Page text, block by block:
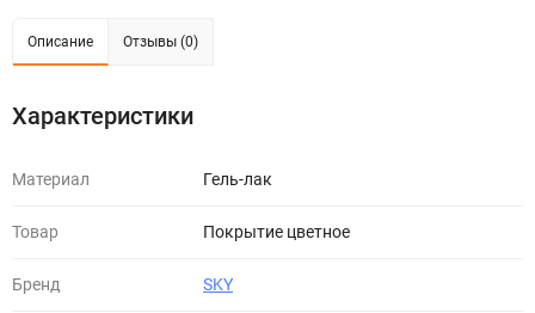
Описание Отзывы (0)
Характеристики
Материал Гель-лак
Товар Покрытие цветное
Бренд SKY